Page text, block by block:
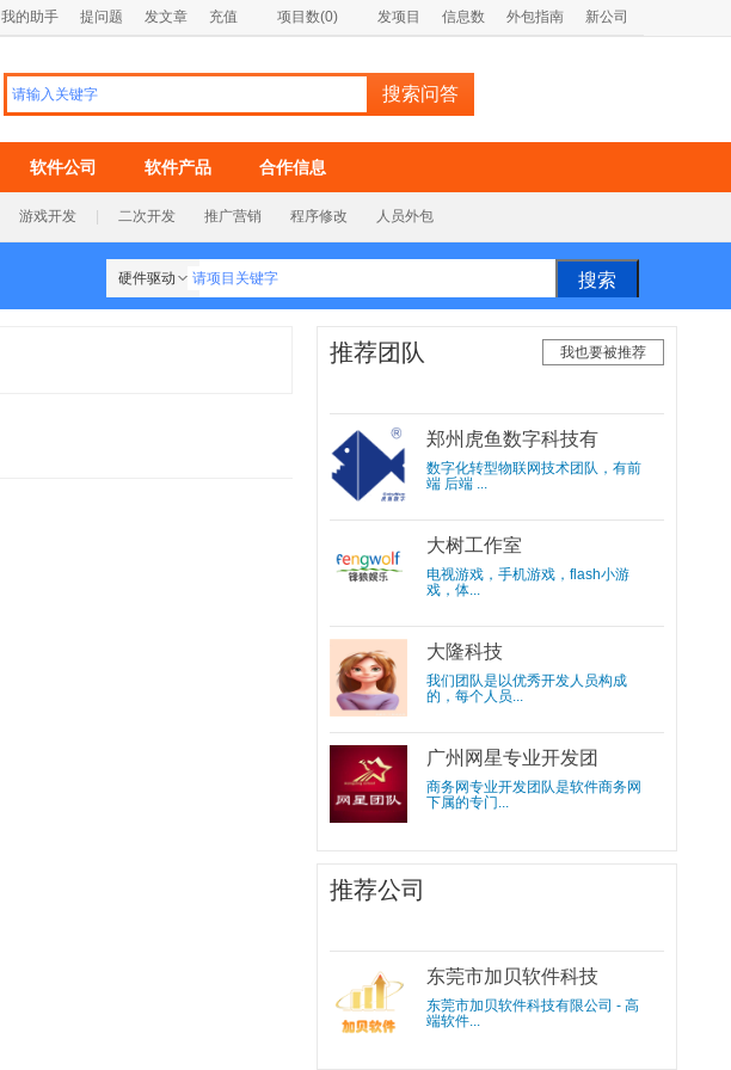
我的助手 提问题 发文章 充值 项目数(0) 发项目 信息数 外包指南 新公司
软件公司 软件产品 合作信息
游戏开发 二次开发 推广营销 程序修改 人员外包
硬件驱动
推荐团队 我也要被推荐
郑州虎鱼数字科技有
限公司
数字化转型物联网技术团队，有前
端 后端 ...
大树工作室
电视游戏，手机游戏，flash小游
戏，体...
大隆科技
我们团队是以优秀开发人员构成
的，每个人员...
广州网星专业开发团
队
商务网专业开发团队是软件商务网
下属的专门...
推荐公司
东莞市加贝软件科技
有限公司
东莞市加贝软件科技有限公司 - 高
端软件...